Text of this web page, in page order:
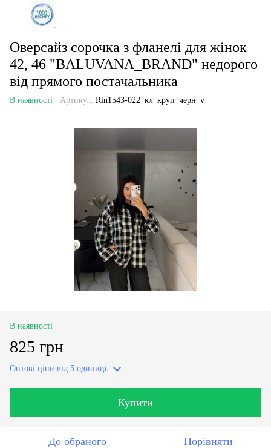
Оверсайз сорочка з фланелі для жінок
42, 46 "BALUVANA_BRAND" недорого
від прямого постачальника
В наявності Артикул: Rin1543-022_кл_круп_черн_v
В наявності
825 грн
Оптові ціни від 5 одиниць
Купити
До обраного Порівняти